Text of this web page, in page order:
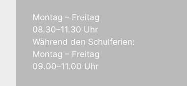
Montag – Freitag
08.30–11.30 Uhr
Während den Schulferien:
Montag – Freitag
09.00–11.00 Uhr